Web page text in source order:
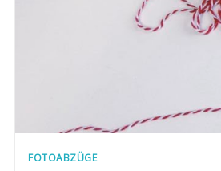
FOTOABZÜGE